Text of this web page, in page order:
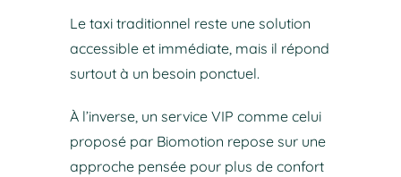
Le taxi traditionnel reste une solution
accessible et immédiate, mais il répond
surtout à un besoin ponctuel.
À l’inverse, un service VIP comme celui
proposé par Biomotion repose sur une
approche pensée pour plus de confort